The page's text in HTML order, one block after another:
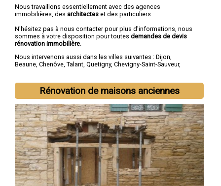
Nous travaillons essentiellement avec des agences
immobilières, des architectes et des particuliers.
N'hésitez pas à nous contacter pour plus d'informations, nous
sommes à votre disposition pour toutes demandes de devis
rénovation immobilière
Nous intervenons aussi dans les villes suivantes : Dijon,
Beaune, Chenôve, Talant, Quetigny, Chevigny-Saint-Sauveur,
Rénovation de maisons anciennes